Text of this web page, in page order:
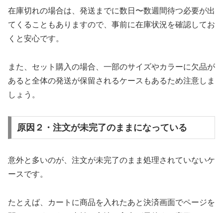
在庫切れの場合は、発送までに数日〜数週間待つ必要が出
てくることもありますので、事前に在庫状況を確認してお
くと安心です。
また、セット購入の場合、一部のサイズやカラーに欠品が
あると全体の発送が保留されるケースもあるため注意しま
しょう。
原因２・注文が未完了のままになっている
意外と多いのが、注文が未完了のまま処理されていないケ
ースです。
たとえば、カートに商品を入れたあと決済画面でページを